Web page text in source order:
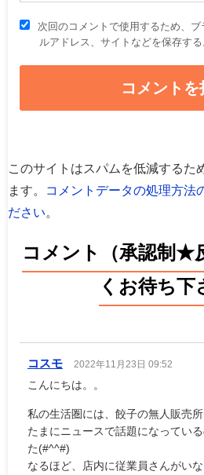
次回のコメントで使用するため、
ルアドレス、サイトなどを保存する
このサイトはスパムを低減するた
ます。
コメントデータの処理方法
ださい。
コメント（承認制★
くお待ち下
コスモ 2022年11月23日 09:52
こんにちは。。
私の生活圏には、餃子の無人販売所
たまにニュースで話題になってい
た(#^^#)
なるほど、店内に従業員さんがい